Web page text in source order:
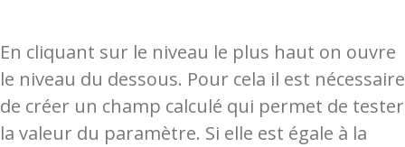
En cliquant sur le niveau le plus haut on ouvre
le niveau du dessous. Pour cela il est nécessaire
de créer un champ calculé qui permet de tester
la valeur du paramètre. Si elle est égale à la